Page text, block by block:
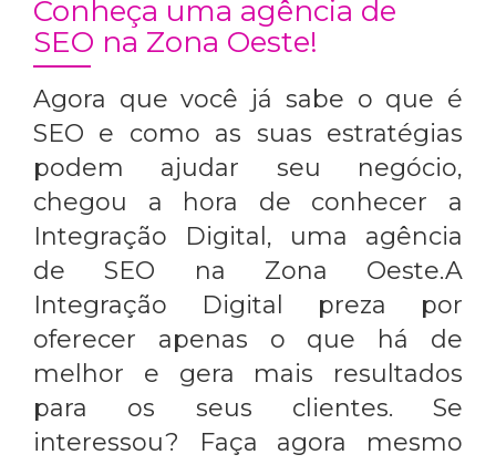
Conheça uma agência de
SEO na Zona Oeste!
Agora que você já sabe o que é
SEO e como as suas estratégias
podem ajudar seu negócio,
chegou a hora de conhecer a
Integração Digital, uma agência
de SEO na Zona Oeste.A
Integração Digital preza por
oferecer apenas o que há de
melhor e gera mais resultados
para os seus clientes. Se
interessou? Faça agora mesmo